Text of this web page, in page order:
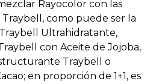
Rayocolor con las
Traybell, como puede ser la
Ultrahidratante,
con Aceite de Jojoba,
Traybell o
en proporción de 1+1, es